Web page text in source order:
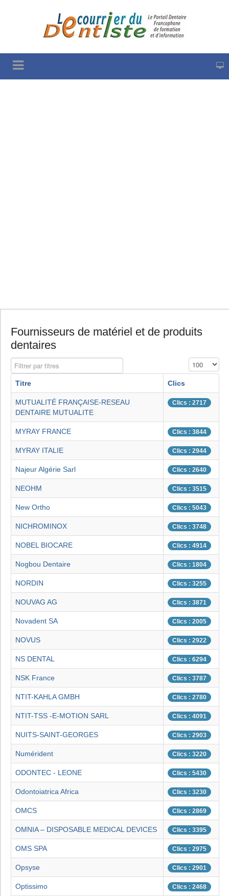
Fournisseurs de matériel et de produits
dentaires
Filtrer par titres Affichage #
Titre Clics
MUTUALITÉ FRANÇAISE-RESEAU
DENTAIRE MUTUALITE
Clics : 2717
MYRAY FRANCE Clics : 3844
MYRAY ITALIE Clics : 2944
Najeur Algérie Sarl Clics : 2640
NEOHM Clics : 3515
New Ortho Clics : 5043
NICHROMINOX Clics : 3748
NOBEL BIOCARE Clics : 4914
Nogbou Dentaire Clics : 1804
NORDIN Clics : 3255
NOUVAG AG Clics : 3871
Novadent SA Clics : 2005
NOVUS Clics : 2922
NS DENTAL Clics : 6294
NSK France Clics : 3787
NTIT-KAHLA GMBH Clics : 2780
NTIT-TSS -E-MOTION SARL Clics : 4091
NUITS-SAINT-GEORGES Clics : 2903
Numérident Clics : 3220
ODONTEC - LEONE Clics : 5430
Odontoiatrica Africa Clics : 3230
OMCS Clics : 2869
OMNIA – DISPOSABLE MEDICAL DEVICES Clics : 3395
OMS SPA Clics : 2975
Opsyse Clics : 2901
Optissimo Clics : 2468